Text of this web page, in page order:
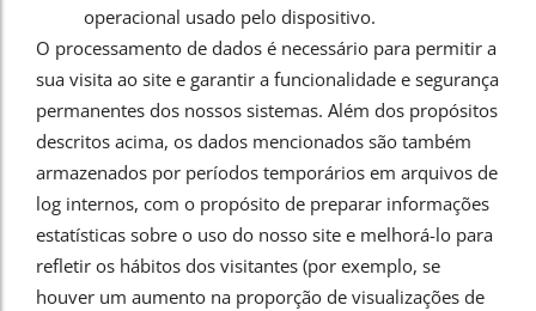
operacional usado pelo dispositivo.
O processamento de dados é necessário para permitir a
sua visita ao site e garantir a funcionalidade e segurança
permanentes dos nossos sistemas. Além dos propósitos
descritos acima, os dados mencionados são também
armazenados por períodos temporários em arquivos de
log internos, com o propósito de preparar informações
estatísticas sobre o uso do nosso site e melhorá-lo para
refletir os hábitos dos visitantes (por exemplo, se
houver um aumento na proporção de visualizações de